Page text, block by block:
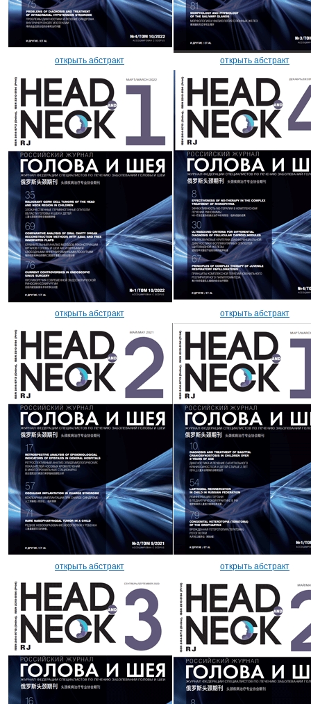
открыть абстракт открыть абстракт
открыть абстракт открыть абстракт
открыть абстракт открыть абстракт